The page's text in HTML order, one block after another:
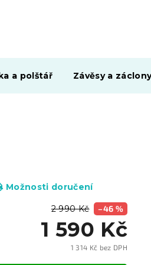
a polštář Závěsy a
2 990 Kč –46 %
1 590 Kč
1 314 Kč bez DPH
Možnosti doručení